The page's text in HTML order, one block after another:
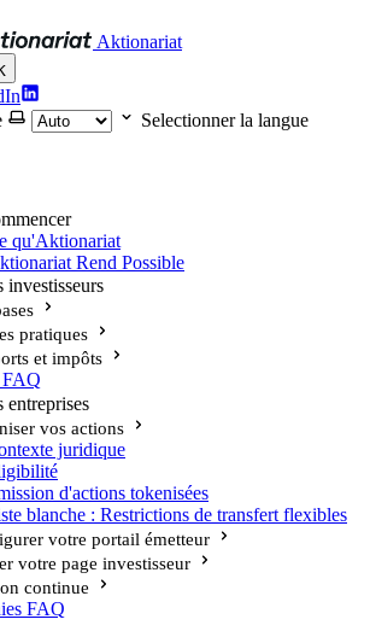
Aktionariat
Selectionner la langue
qu'Aktionariat
Rend Possible
investisseurs
pratiques
et impôts
entreprises
vos actions
juridique
d'actions tokenisées
blanche : Restrictions de transfert flexibles
votre portail émetteur
votre page investisseur
continue
FAQ